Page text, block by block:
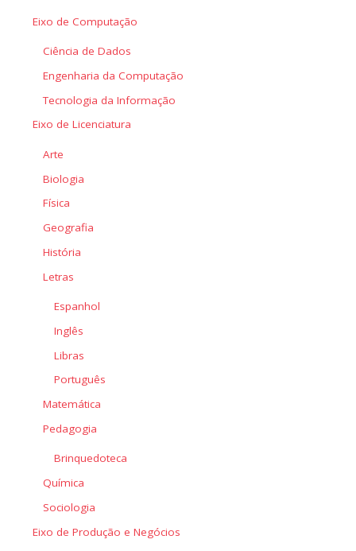
Eixo de Computação
Ciência de Dados
Engenharia da Computação
Tecnologia da Informação
Eixo de Licenciatura
Arte
Biologia
Física
Geografia
História
Letras
Espanhol
Inglês
Libras
Português
Matemática
Pedagogia
Brinquedoteca
Química
Sociologia
Eixo de Produção e Negócios